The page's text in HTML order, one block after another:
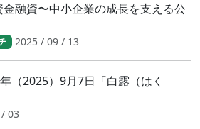
融資〜中小企業の成長を支える公
2025 / 09 / 13
2025）9月7日「白露（はく
03